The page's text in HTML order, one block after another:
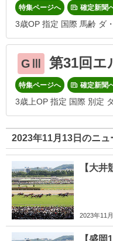
特集ページへ 確定新聞
3歳OP 指定 国際 馬齢 ダ
GⅢ 第31回エ
特集ページへ 確定新聞
3歳上OP 指定 国際 別定
2023年11月13日のニュ
【大
2023年11
【盛